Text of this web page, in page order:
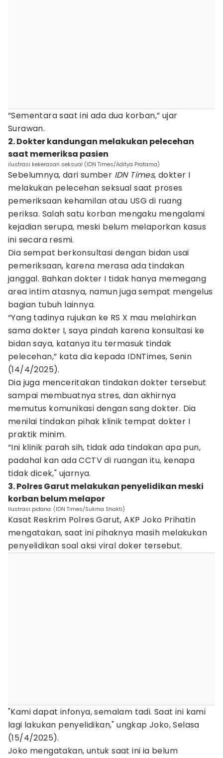
“Sementara saat ini ada dua korban,” ujar
Surawan.
2. Dokter kandungan melakukan pelecehan
saat memeriksa pasien
ilustrasi kekerasan seksual (IDN Times/Aditya Pratama)
Sebelumnya, dari sumber IDN Times, dokter I
melakukan pelecehan seksual saat proses
pemeriksaan kehamilan atau USG di ruang
periksa. Salah satu korban mengaku mengalami
kejadian serupa, meski belum melaporkan kasus
ini secara resmi.
Dia sempat berkonsultasi dengan bidan usai
pemeriksaan, karena merasa ada tindakan
janggal. Bahkan dokter I tidak hanya memegang
area intim atasnya, namun juga sempat mengelus
bagian tubuh lainnya.
“Yang tadinya rujukan ke RS X mau melahirkan
sama dokter I, saya pindah karena konsultasi ke
bidan saya, katanya itu termasuk tindak
pelecehan,” kata dia kepada IDNTimes, Senin
(14/4/2025).
Dia juga menceritakan tindakan dokter tersebut
sampai membuatnya stres, dan akhirnya
memutus komunikasi dengan sang dokter. Dia
menilai tindakan pihak klinik tempat dokter I
praktik minim.
“Ini klinik parah sih, tidak ada tindakan apa pun,
padahal kan ada CCTV di ruangan itu, kenapa
tidak dicek," ujarnya.
3. Polres Garut melakukan penyelidikan meski
korban belum melapor
Ilustrasi pidana. (IDN Times/Sukma Shakti)
Kasat Reskrim Polres Garut, AKP Joko Prihatin
mengatakan, saat ini pihaknya masih melakukan
penyelidikan soal aksi viral doker tersebut.
"Kami dapat infonya, semalam tadi. Saat ini kami
lagi lakukan penyelidikan," ungkap Joko, Selasa
(15/4/2025).
Joko mengatakan, untuk saat ini ia belum